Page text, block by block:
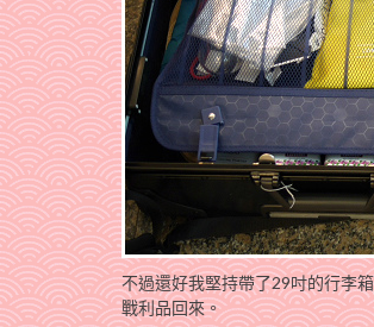
不過還好我堅持帶了29吋的行李
戰利品回來。